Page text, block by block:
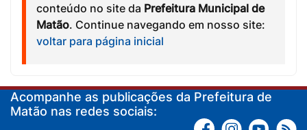
conteúdo no site da Prefeitura Municipal de
Matão. Continue navegando em nosso site:
voltar para página inicial
Acompanhe as publicações da Prefeitura de
Matão nas redes sociais: